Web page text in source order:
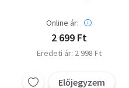
Norbert Winney
John Caldwell
Gabriel Sandstone
Eric Muldoom
Online ár:
2 699 Ft
Eredeti ár: 2 998 Ft
Előjegyzem